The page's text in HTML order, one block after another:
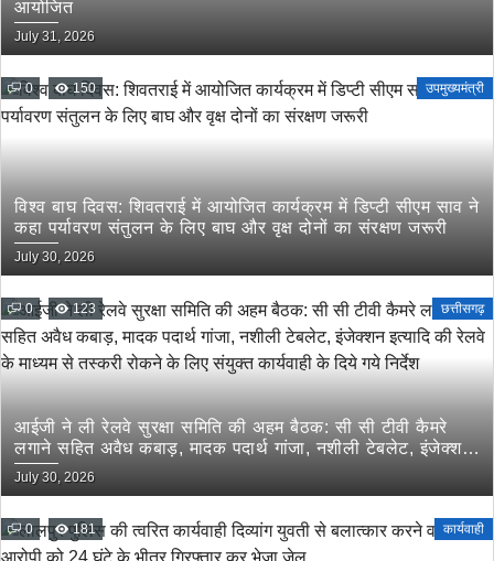
आयोजित
July 31, 2026
0 150 उपमुख्यमंत्री
विश्व बाघ दिवस: शिवतराई में आयोजित कार्यक्रम में डिप्टी सीएम साव ने
कहा पर्यावरण संतुलन के लिए बाघ और वृक्ष दोनों का संरक्षण जरूरी
July 30, 2026
0 123 छत्तीसगढ़
आईजी ने ली रेलवे सुरक्षा समिति की अहम बैठक: सी सी टीवी कैमरे
लगाने सहित अवैध कबाड़, मादक पदार्थ गांजा, नशीली टेबलेट, इंजेक्शन
इत्यादि की रेलवे के माध्यम से तस्करी रोकने के लिए संयुक्त कार्यवाही
के दिये गये निर्देश
July 30, 2026
0 181 कार्यवाही